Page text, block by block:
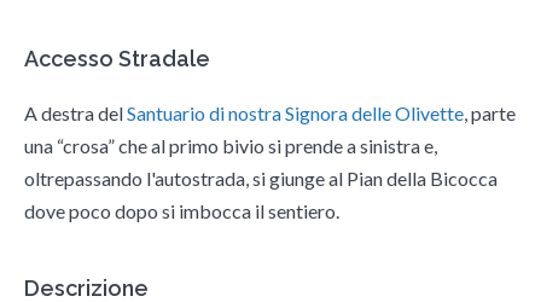
Accesso Stradale
A destra delSantuario di nostra Signora delle Olivette, parte
una “crosa” che al primo bivio si prende a sinistra e,
oltrepassando l'autostrada, si giunge al Pian della Bicocca
dove poco dopo si imbocca il sentiero.
Descrizione